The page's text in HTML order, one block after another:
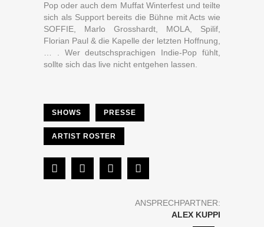
Pop oder auch dem Muffat Winterfest und teilte
sich als Support bereits die Bühne mit Acts wie
SOFFIE, Marlo Grosshardt, MOLA, Spilif,
Florian Paul & die Kapelle der letzten Hoffnung,
… . Wer deutschsprachigen Indie-Pop fühlt,
sollte sich das live nicht entgehen lassen.
SHOWS PRESSE
ARTIST ROSTER
ANSPRECHPARTNER:
ALEX KUPPI